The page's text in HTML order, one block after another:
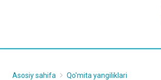
Asosiy sahifa Qo'mita yangiliklari